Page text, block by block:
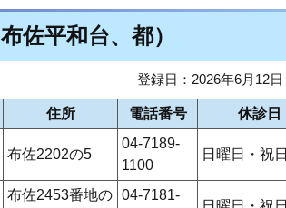
佐平和台、都）
登録日：2026年6月12日
住所 電話番号 休診日
布佐2202の5
04-7189-
1100
日曜日・祝日
布佐2453番地の 04-7181-